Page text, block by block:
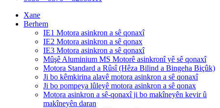
Xane
Berhem
IE1 Motora asinkron a sê qonaxî
IE2 Motora asinkron a sê qonax
IE3 Motora asinkron a sê qonaxî
Mûşê Aluminium MS Motorê asinkronî yê sê qonaxî
Motora Standard a Rûsî (Hêza Bilind a Bingeha Biçûk)
Ji bo kêmkirina alavê motora asinkron a sê qonaxî
Ji bo pompeya lûleyê motora asinkron a sê qonax
Motora asinkron a sê-qonaxî ji bo makîneyên kevir û
makîneyên daran